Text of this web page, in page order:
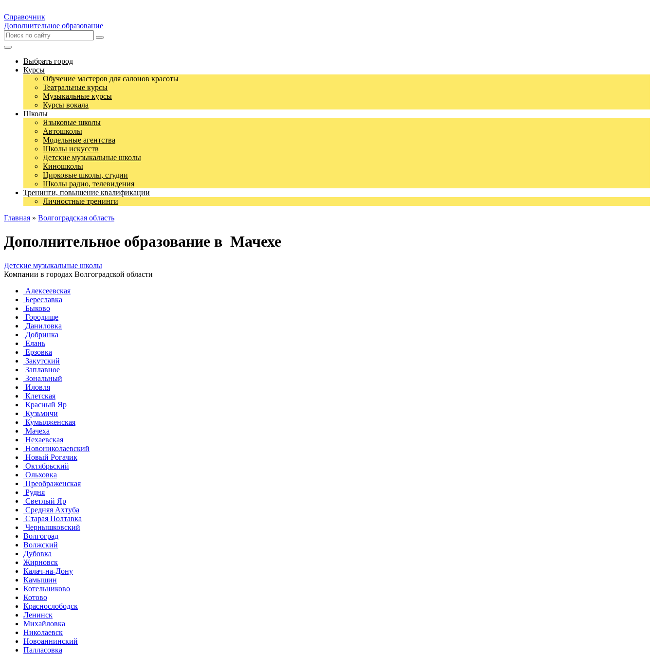
Справочник
Дополнительное образование
Выбрать город
Курсы
Обучение мастеров для салонов красоты
Театральные курсы
Музыкальные курсы
Курсы вокала
Школы
Языковые школы
Автошколы
Модельные агентства
Школы искусств
Детские музыкальные школы
Киношколы
Цирковые школы, студии
Школы радио, телевидения
Тренинги, повышение квалификации
Личностные тренинги
Главная » Волгоградская область
Дополнительное образование в Мачехе
Детские музыкальные школы
Компании в городах Волгоградской области
Алексеевская
Береславка
Быково
Городище
Даниловка
Добринка
Елань
Ерзовка
Закутский
Заплавное
Зональный
Иловля
Клетская
Красный Яр
Кузьмичи
Кумылженская
Мачеха
Нехаевская
Новониколаевский
Новый Рогачик
Октябрьский
Ольховка
Преображенская
Рудня
Светлый Яр
Средняя Ахтуба
Старая Полтавка
Чернышковский
Волгоград
Волжский
Дубовка
Жирновск
Калач-на-Дону
Камышин
Котельниково
Котово
Краснослободск
Ленинск
Михайловка
Николаевск
Новоаннинский
Палласовка